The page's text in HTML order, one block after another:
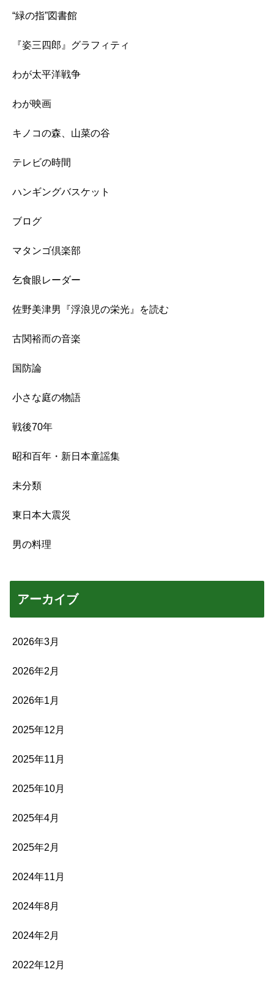
“緑の指”図書館
『姿三四郎』グラフィティ
わが太平洋戦争
わが映画
キノコの森、山菜の谷
テレビの時間
ハンギングバスケット
ブログ
マタンゴ倶楽部
乞食眼レーダー
佐野美津男『浮浪児の栄光』を読む
古関裕而の音楽
国防論
小さな庭の物語
戦後70年
昭和百年・新日本童謡集
未分類
東日本大震災
男の料理
アーカイブ
2026年3月
2026年2月
2026年1月
2025年12月
2025年11月
2025年10月
2025年4月
2025年2月
2024年11月
2024年8月
2024年2月
2022年12月